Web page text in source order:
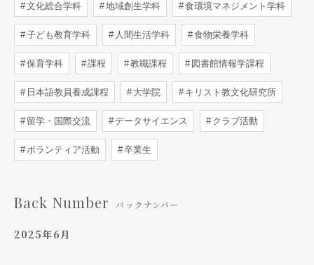
文化総合学科 地域創生学科 食環境マネジメント学科
子ども教育学科 人間生活学科 食物栄養学科
保育学科 課程 教職課程 図書館情報学課程
日本語教員養成課程 大学院 キリスト教文化研究所
留学・国際交流 データサイエンス クラブ活動
ボランティア活動 卒業生
Back Number バックナンバー
2025年6月